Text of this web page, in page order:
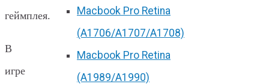
Macbook Pro Retina
(А1706/A1707/A1708)
Macbook Pro Retina
(А1989/A1990)
геймплея.
В
игре